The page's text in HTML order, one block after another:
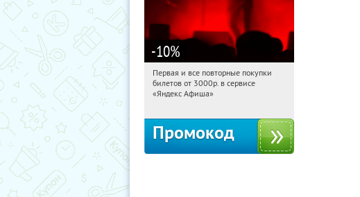
-10%
11:34:39 Получили:
Россия
Первая и все повторные покупки
билетов от 3000р. в сервисе
«Яндекс Афиша»
Промокод